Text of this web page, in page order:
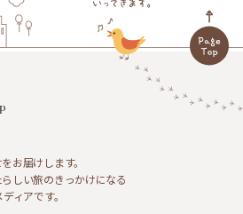
お届けします。
しい旅のきっかけになる
ィアです。